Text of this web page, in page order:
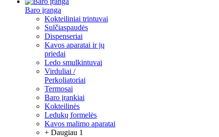
Baro įranga
Kokteiliniai trintuvai
Sulčiaspaudės
Dispenseriai
Kavos aparatai ir jų
priedai
Ledo smulkintuvai
Virduliai /
Perkoliatoriai
Termosai
Baro įrankiai
Kokteilinės
Ledukų formelės
Kavos malimo aparatai
+ Daugiau 1